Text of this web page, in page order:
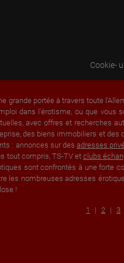
Cookie-
grande portée à travers toute
dans l'érotisme, ou que
avec offres et recherches
des biens immobiliers et
: annonces sur desadresses
tout compris, TS-TV et clubs
sont confrontés à une forte
les nombreuses adresses
!
1 2 3